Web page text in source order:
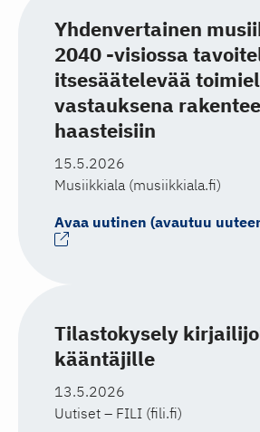
Yhdenvertainen
2040 -visiossa
itsesäätelevää
vastauksena
haasteisiin
15.5.2026
Musiikkiala (musiikkiala.fi)
Avaa uutinen (avautuu
Tilastokysely
kääntäjille
13.5.2026
Uutiset – FILI (fili.fi)